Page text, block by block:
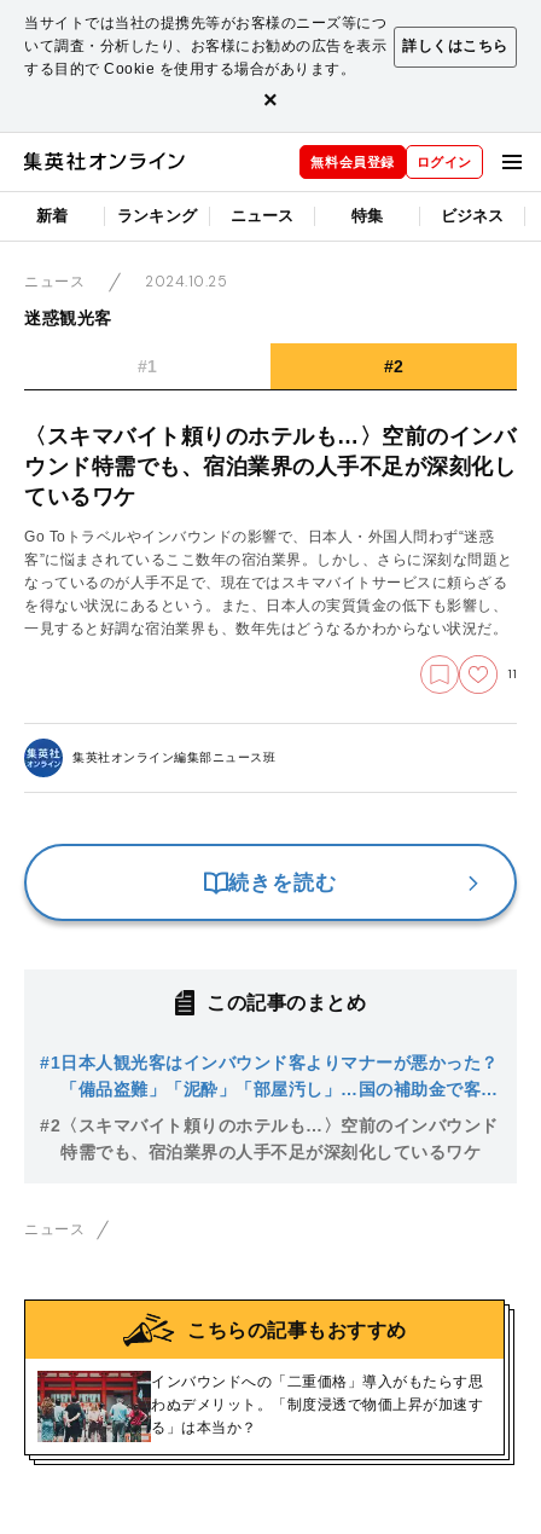
当サイトでは当社の提携先等がお客様のニーズ等につ
いて調査・分析したり、お客様にお勧めの広告を表示
する目的で Cookie を使用する場合があります。
詳しくはこちら
×
無料会員登録 ログイン
新着 ランキング ニュース 特集 ビジネス
ニュース
2024.10.25
迷惑観光客
#1 #2
〈スキマバイト頼りのホテルも…〉空前のインバ
ウンド特需でも、宿泊業界の人手不足が深刻化し
ているワケ
Go Toトラベルやインバウンドの影響で、日本人・外国人問わず“迷惑
客”に悩まされているここ数年の宿泊業界。しかし、さらに深刻な問題と
なっているのが人手不足で、現在ではスキマバイトサービスに頼らざる
を得ない状況にあるという。また、日本人の実質賃金の低下も影響し、
一見すると好調な宿泊業界も、数年先はどうなるかわからない状況だ。
11
集英社オンライン編集部ニュース班
続きを読む
この記事のまとめ
#1日本人観光客はインバウンド客よりマナーが悪かった？
「備品盗難」「泥酔」「部屋汚し」…国の補助金で客層
が悪化？
#2 〈スキマバイト頼りのホテルも…〉空前のインバウンド
特需でも、宿泊業界の人手不足が深刻化しているワケ
ニュース
こちらの記事もおすすめ
インバウンドへの「二重価格」導入がもたらす思
わぬデメリット。「制度浸透で物価上昇が加速す
る」は本当か？